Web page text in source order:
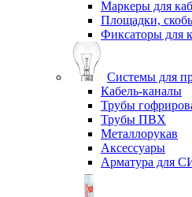
Маркеры для
Площадки,
Фиксаторы для
Системы для
Кабель-каналы
Трубы
Трубы ПВХ
Металлорукав
Аксессуары
Арматура для